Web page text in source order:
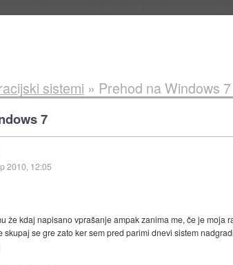
sistemi » Prehod na Windows 7
7
2010, 12:05
že kdaj napisano vprašanje ampak zanima me, če je
skupaj se gre zato ker sem pred parimi dnevi sistem